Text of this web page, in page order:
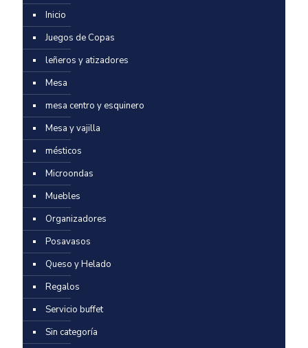
Inicio
Juegos de Copas
leñeros y atizadores
Mesa
mesa centro y esquinero
Mesa y vajilla
mésticos
Microondas
Muebles
Organizadores
Posavasos
Queso y Helado
Regalos
Servicio buffet
Sin categoría